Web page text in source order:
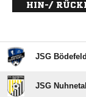
HIN-/
JSG
JSG